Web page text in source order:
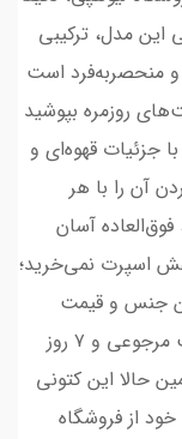
این مدل، ترکیبی
و منحصربه‌فرد است
روزمره بپوشید
جزئیات قهوه‌ای و
آن را با هر
آسان
اسپرت نمی‌خرید؛
جنس و قیمت
تضمین می‌کنید. همچنین با ۲۴ ساعت مهلت مرجوعی و ۷ روز
حالا این کتونی
از فروشگاه